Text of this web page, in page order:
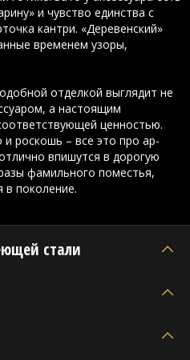
и чувство единства с
кантри. «Деревенский»
временем узоры,
отделкой выглядит не
а настоящим
ценностью.
роскошь – все это про ар-
впишутся в дорогую
фамильного поместья,
в поколение.
стали